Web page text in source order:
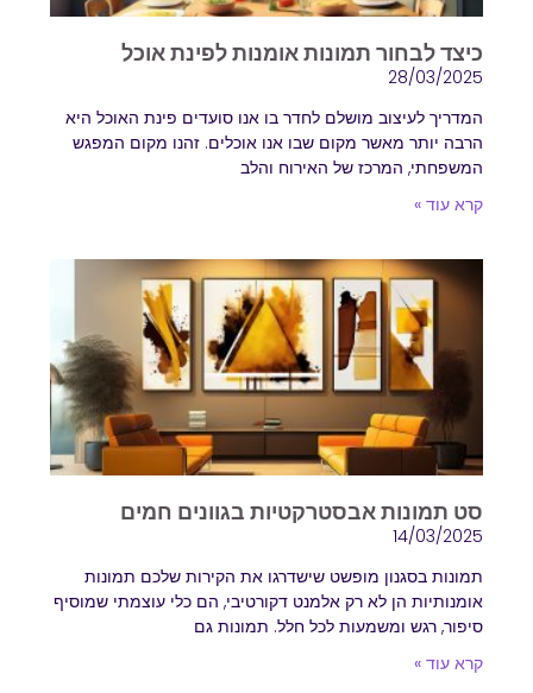
font_download סמן קישורים
לאפס
את
השארת משוב
כיצד לבחור תמונות אומנות לפינת אוכל
28/03/2025
המדריך לעיצוב מושלם לחדר בו אנו סועדים פינת האוכל היא
הרבה יותר מאשר מקום שבו אנו אוכלים. זהנו מקום המפגש
המשפחתי, המרכז של האירוח והלב
קרא עוד »
סט תמונות אבסטרקטיות בגוונים חמים
14/03/2025
תמונות בסגנון מופשט שישדרגו את הקירות שלכם תמונות
אומנותיות הן לא רק אלמנט דקורטיבי, הם כלי עוצמתי שמוסיף
סיפור, רגש ומשמעות לכל חלל. תמונות גם
קרא עוד »